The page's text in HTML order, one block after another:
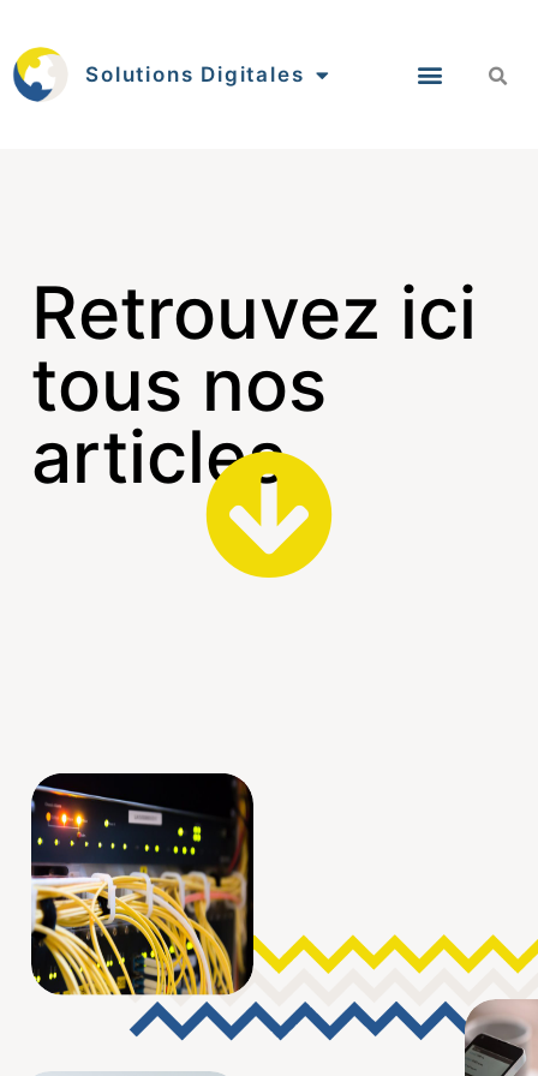
Solutions Digitales
Retrouvez ici
tous nos
articles